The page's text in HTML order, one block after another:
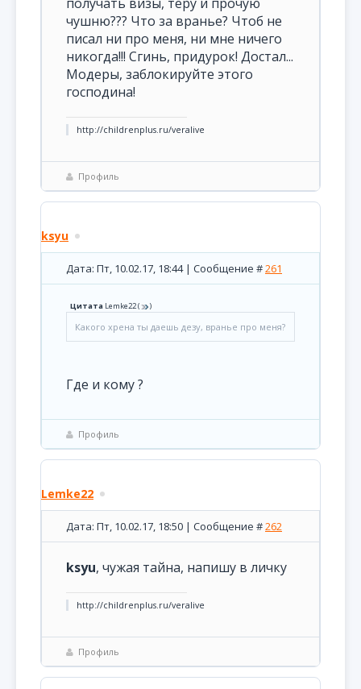
чушню??? Что за вранье? Чтоб не
писал ни про меня, ни мне ничего
никогда!!! Сгинь, придурок! Достал...
Модеры, заблокируйте этого
господина!
http://childrenplus.ru/veralive
Профиль
ksyu
Дата: Пт, 10.02.17, 18:44 | Сообщение #261
Цитата Lemke22( )
Какого хрена ты даешь дезу, вранье про меня?
Где и кому ?
Профиль
Lemke22
Дата: Пт, 10.02.17, 18:50 | Сообщение #262
ksyu, чужая тайна, напишу в личку
http://childrenplus.ru/veralive
Профиль